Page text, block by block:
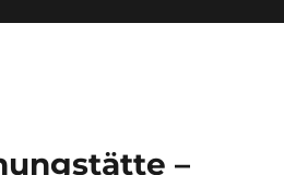
–